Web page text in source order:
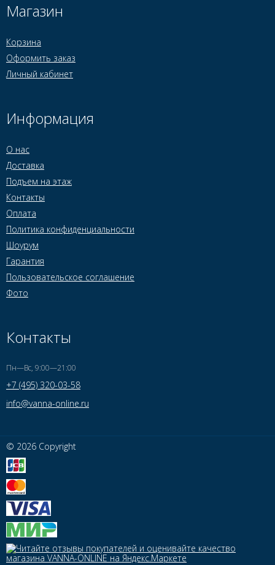
Магазин
Корзина
Оформить заказ
Личный кабинет
Информация
О нас
Доставка
Подъем на этаж
Контакты
Оплата
Политика конфиденциальности
Шоурум
Гарантия
Пользовательское соглашение
Фото
Контакты
Пн—Вс, 9:00—21:00
+7 (495) 320-03-58
info@vanna-online.ru
© 2026 Copyright